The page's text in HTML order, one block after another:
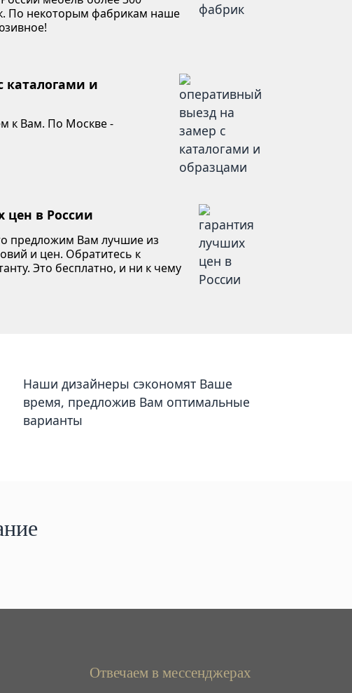
По некоторым фабрикам наше
каталогами и
к Вам. По Москве -
цен в России
предложим Вам лучшие из
и цен. Обратитесь к
Это бесплатно, и ни к чему
Наши дизайнеры сэкономят Ваше
время, предложив Вам оптимальные
варианты
Отвечаем в мессенджерах